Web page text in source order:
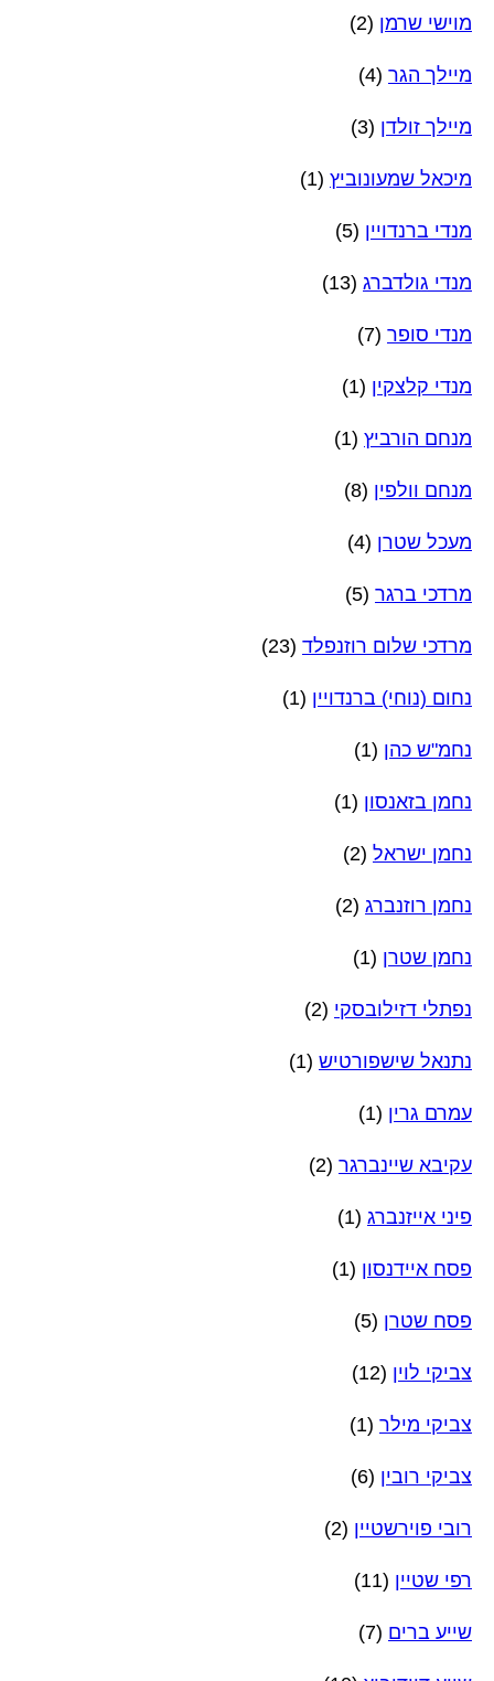
מוישי שרמן (2)
מיילך הגר (4)
מיילך זולדן (3)
מיכאל שמעונוביץ (1)
מנדי ברנדויין (5)
מנדי גולדברג (13)
מנדי סופר (7)
מנדי קלצקין (1)
מנחם הורביץ (1)
מנחם וולפין (8)
מעכל שטרן (4)
מרדכי ברגר (5)
מרדכי שלום רוזנפלד (23)
נחום (נוחי) ברנדויין (1)
נחמ"ש כהן (1)
נחמן בזאנסון (1)
נחמן ישראל (2)
נחמן רוזנברג (2)
נחמן שטרן (1)
נפתלי דזילובסקי (2)
נתנאל שישפורטיש (1)
עמרם גרין (1)
עקיבא שיינברגר (2)
פיני אייזנברג (1)
פסח איידנסון (1)
פסח שטרן (5)
צביקי לוין (12)
צביקי מילר (1)
צביקי רובין (6)
רובי פוירשטיין (2)
רפי שטיין (11)
שייע ברים (7)